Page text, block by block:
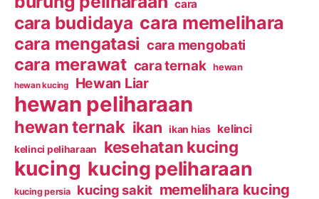
cara
cara budidaya cara memelihara
cara mengatasi cara mengobati
cara merawat cara ternak hewan
hewan kucing Hewan Liar
hewan peliharaan
hewan ternak ikan ikan hias kelinci
kelinci peliharaan kesehatan kucing
kucing kucing peliharaan
kucing persia kucing sakit memelihara kucing